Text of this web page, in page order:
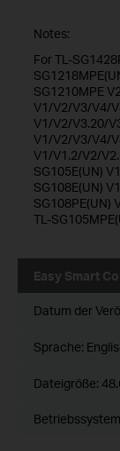
Notes:
For TL-
SG1210MPE
V1/V2/V3/V4/
V1/V2/V3.20/
V1/V2/V3/V4/
V1/V1.2/V2/
SG105E(UN)
SG108E(UN)
SG108PE(UN)
TL-
Easy Smart
Datum der
Sprache:
Dateigröße: